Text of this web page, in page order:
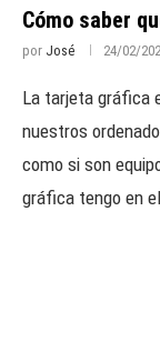
Cómo saber
por José 24/02/
La tarjeta gráfica
nuestros
como si son
gráfica tengo en